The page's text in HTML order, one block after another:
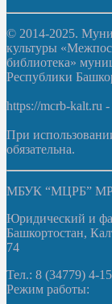
© 2014-2025.
культуры
библиотека»
Республики
https://mcrb-kalt.ru
При
обязательна.
МБУК “МЦРБ” МР
Юридический и
Башкортостан,
74
Тел.: 8 (34779) 4-
Режим работы: